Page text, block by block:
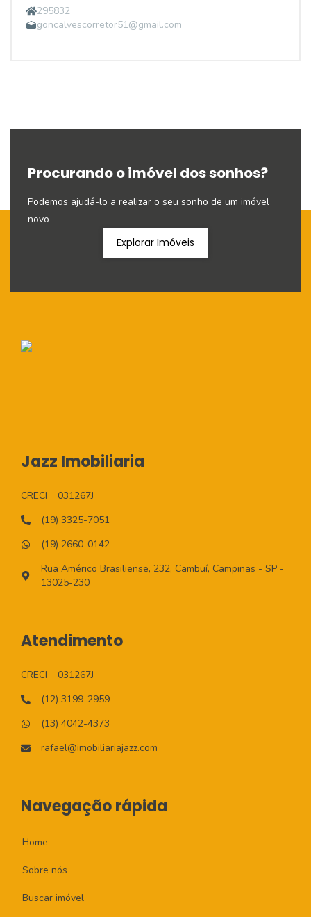
295832
goncalvescorretor51@gmail.com
Procurando o imóvel dos sonhos?
Podemos ajudá-lo a realizar o seu sonho de um imóvel
novo
Explorar Imóveis
Jazz Imobiliaria
CRECI
031267J
(19) 3325-7051
(19) 2660-0142
Rua Américo Brasiliense, 232, Cambuí, Campinas - SP -
13025-230
Atendimento
CRECI
031267J
(12) 3199-2959
(13) 4042-4373
rafael@imobiliariajazz.com
Navegação rápida
Home
Sobre nós
Buscar imóvel